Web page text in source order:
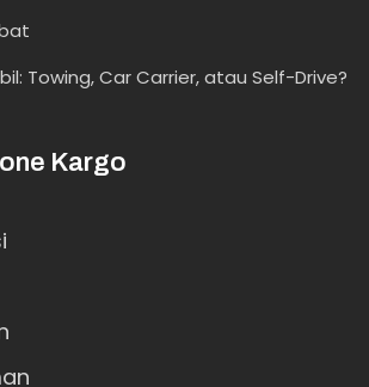
Towing, Car Carrier, atau Self-Drive?
Kargo